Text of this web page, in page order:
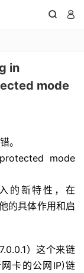
 
in
mode
。
mode
的新特性，在
的具体作用和启
）这个来链
卡的公网IP)链